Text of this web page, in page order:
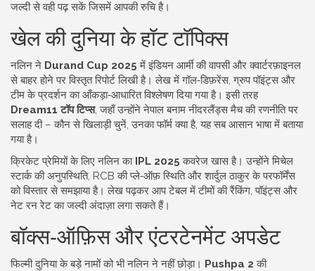
जल्दी से वही पढ़ सकें जिसमें आपकी रुचि है।
खेल की दुनिया के हॉट टॉपिक्स
नलिन ने Durand Cup 2025 में इंडियन आर्मी की वापसी और क्वार्टरफ़ाइनल
से बाहर होने पर विस्तृत रिपोर्ट लिखी है। लेख में गॉल‑डिफ़रेंस, ग्रुप पॉइंट्स और
टीम के प्रदर्शन का आँकड़ा‑आधारित विश्लेषण दिया गया है। इसी तरह
Dream11 टॉप टिप्स, जहाँ उन्होंने नेपाल बनाम नीदरलैंड्स मैच की रणनीति पर
सलाह दी – कौन से खिलाड़ी चुनें, उनका फॉर्म क्या है, यह सब आसान भाषा में बताया
गया है।
क्रिकेट प्रेमियों के लिए नलिन का IPL 2025 कवरेज खास है। उन्होंने मिचेल
स्टार्क की अनुपस्थिति, RCB की प्ले‑ऑफ़ स्थिति और शार्दुल ठाकुर के परफॉर्मेंस
को विस्तार से समझाया है। लेख पढ़कर आप टेबल में टीमों की रैंकिंग, पॉइंट्स और
नेट रन रेट का जल्दी अंदाज़ा लगा सकते हैं।
बॉक्स‑ऑफ़िस और एंटरटेनमेंट अपडेट
फिल्मी दुनिया के बड़े नामों को भी नलिन ने नहीं छोड़ा। Pushpa 2 की